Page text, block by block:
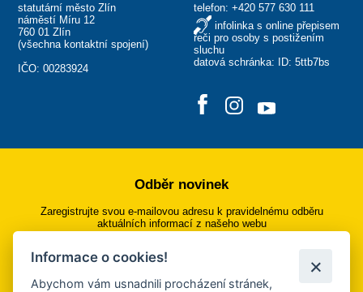
statutární město Zlín
náměstí Míru 12
760 01 Zlín
(všechna kontaktní spojení)
IČO: 00283924
telefon: +420 577 630 111
infolinka s online přepisem
řeči pro osoby s postižením
sluchu
datová schránka: ID: 5ttb7bs
Odběr novinek
Zaregistrujte svou e-mailovou adresu k pravidelnému odběru
aktuálních informací z našeho webu
Přihlásit se k odběru
Informace o cookies!
Abychom vám usnadnili procházení stránek,